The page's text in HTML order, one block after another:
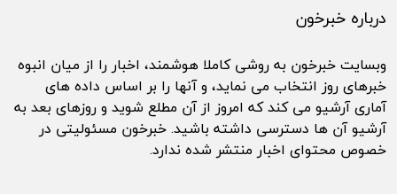
درباره خبرخون
وبسایت خبرخون به روشی کاملا هوشمند، اخبار را از میان انبوه
خبرهای روز انتخاب می نماید، و آنها را بر اساس داده های
آماری آرشیو می کند که امروز از آن مطلع شوید و روزهای بعد به
آرشیو آن ها دسترسی داشته باشید. خبرخون مسئولیتی در
خصوص محتوای اخبار منتشر شده ندارد.